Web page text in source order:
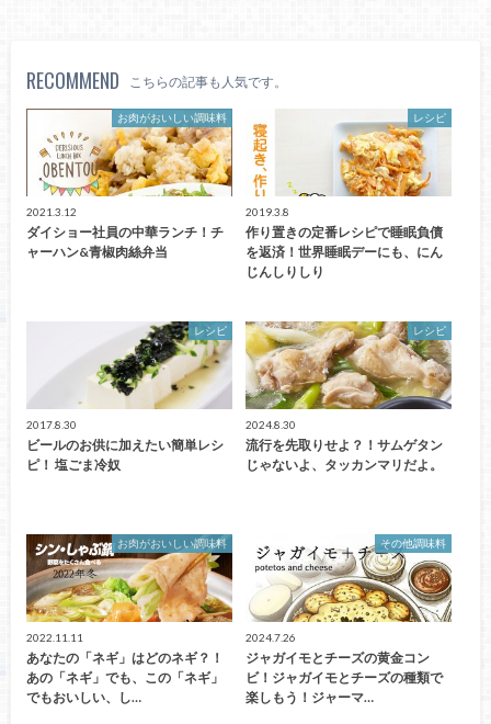
RECOMMEND こちらの記事も人気です。
お肉がおいしい調味料
2021.3.12
ダイショー社員の中華ランチ！チ
ャーハン&青椒肉絲弁当
レシピ
2019.3.8
作り置きの定番レシピで睡眠負債
を返済！世界睡眠デーにも、にん
じんしりしり
レシピ
2017.8.30
ビールのお供に加えたい簡単レシ
ピ！ 塩ごま冷奴
レシピ
2024.8.30
流行を先取りせよ？！サムゲタン
じゃないよ、タッカンマリだよ。
お肉がおいしい調味料
2022.11.11
あなたの「ネギ」はどのネギ？！
あの「ネギ」でも、この「ネギ」
でもおいしい、し…
その他調味料
2024.7.26
ジャガイモとチーズの黄金コン
ビ！ジャガイモとチーズの種類で
楽しもう！ジャーマ…